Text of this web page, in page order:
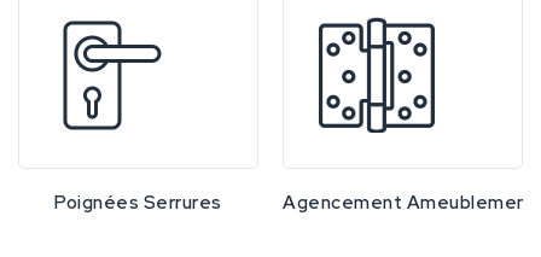
Poignées Serrures Agencement Ameublement